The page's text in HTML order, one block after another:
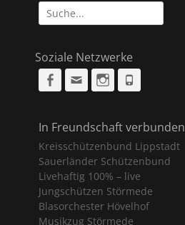
Suche
nach:
Soziale Netzwerke
Facebook
Email Instagram
In Freundschaft verbunden
Kreisschützenbund Lippstadt
Sauerländer Schützenbund
Livehaftig 100% – live
Jungschützen Störmede
Blasorchester Hövelhof
Musikzug Störmede